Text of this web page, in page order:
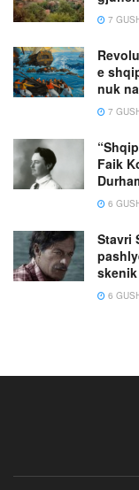
7
e
nuk
7
Faik
6
Stavri
skenik
6